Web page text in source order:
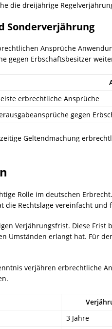
die dreijährige
Sonderverjährung
Ansprüche
gegen Erbschaftsbesitzer
erbrechtliche Ansprüche
gegen
Geltendmachung
Rolle im deutschen
Rechtslage vereinfacht und
Verjährungsfrist. Diese Frist
Umständen erlangt hat. Für
verjähren erbrechtliche
3 Jahre